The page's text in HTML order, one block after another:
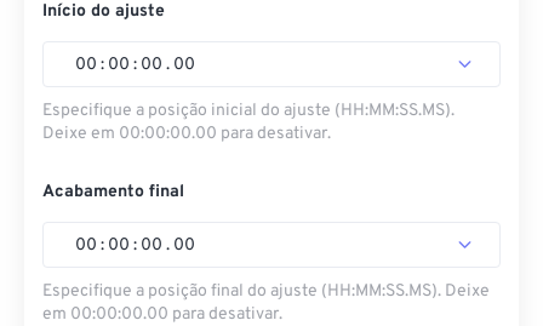
Início do ajuste
00 : 00 : 00 . 00
Especifique a posição inicial do ajuste (HH:MM:SS.MS).
Deixe em 00:00:00.00 para desativar.
Acabamento final
00 : 00 : 00 . 00
Especifique a posição final do ajuste (HH:MM:SS.MS). Deixe
em 00:00:00.00 para desativar.